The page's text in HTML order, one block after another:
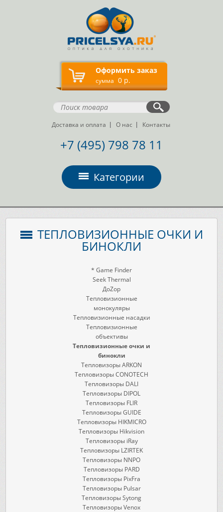
Оформить заказ
сумма 0 р.
Доставка и оплата О нас Контакты
+7 (495) 798 78 11
Категории
ТЕПЛОВИЗИОННЫЕ ОЧКИ И
БИНОКЛИ
* Game Finder
Seek Thermal
ДоZор
Тепловизионные
монокуляры
Тепловизионные насадки
Тепловизионные
объективы
Тепловизионные очки и
бинокли
Тепловизоры ARKON
Тепловизоры CONOTECH
Тепловизоры DALI
Тепловизоры DIPOL
Тепловизоры FLIR
Тепловизоры GUIDE
Тепловизоры HIKMICRO
Тепловизоры Hikvision
Тепловизоры iRay
Тепловизоры LZIRTEK
Тепловизоры NNPO
Тепловизоры PARD
Тепловизоры PixFra
Тепловизоры Pulsar
Тепловизоры Sytong
Тепловизоры Venox